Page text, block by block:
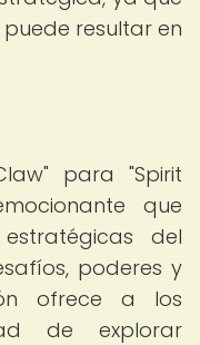
resultar en
para "Spirit
que
del
poderes y
ofrece a los
de explorar